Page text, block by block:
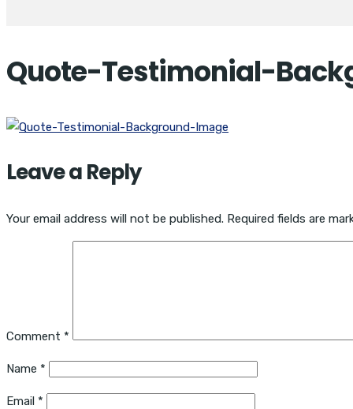
Quote-Testimonial-
Leave a Reply
Your email address will not be published. Required fields are
Comment *
Name *
Email *